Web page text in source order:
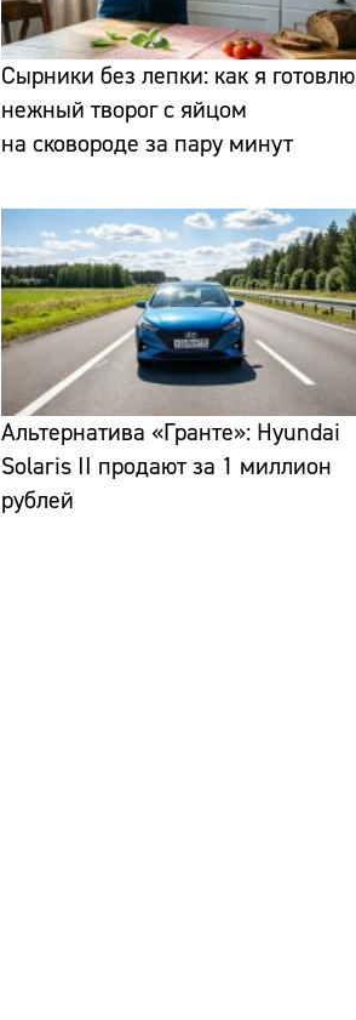
Сырники без лепки: как я готовлю
нежный творог с яйцом
на сковороде за пару минут
Альтернатива «Гранте»: Hyundai
Solaris II продают за 1 миллион
рублей